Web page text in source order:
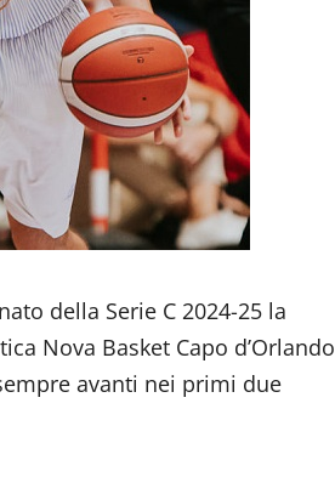
della Serie C 2024-25 la
Nova Basket Capo d’Orlando
avanti nei primi due